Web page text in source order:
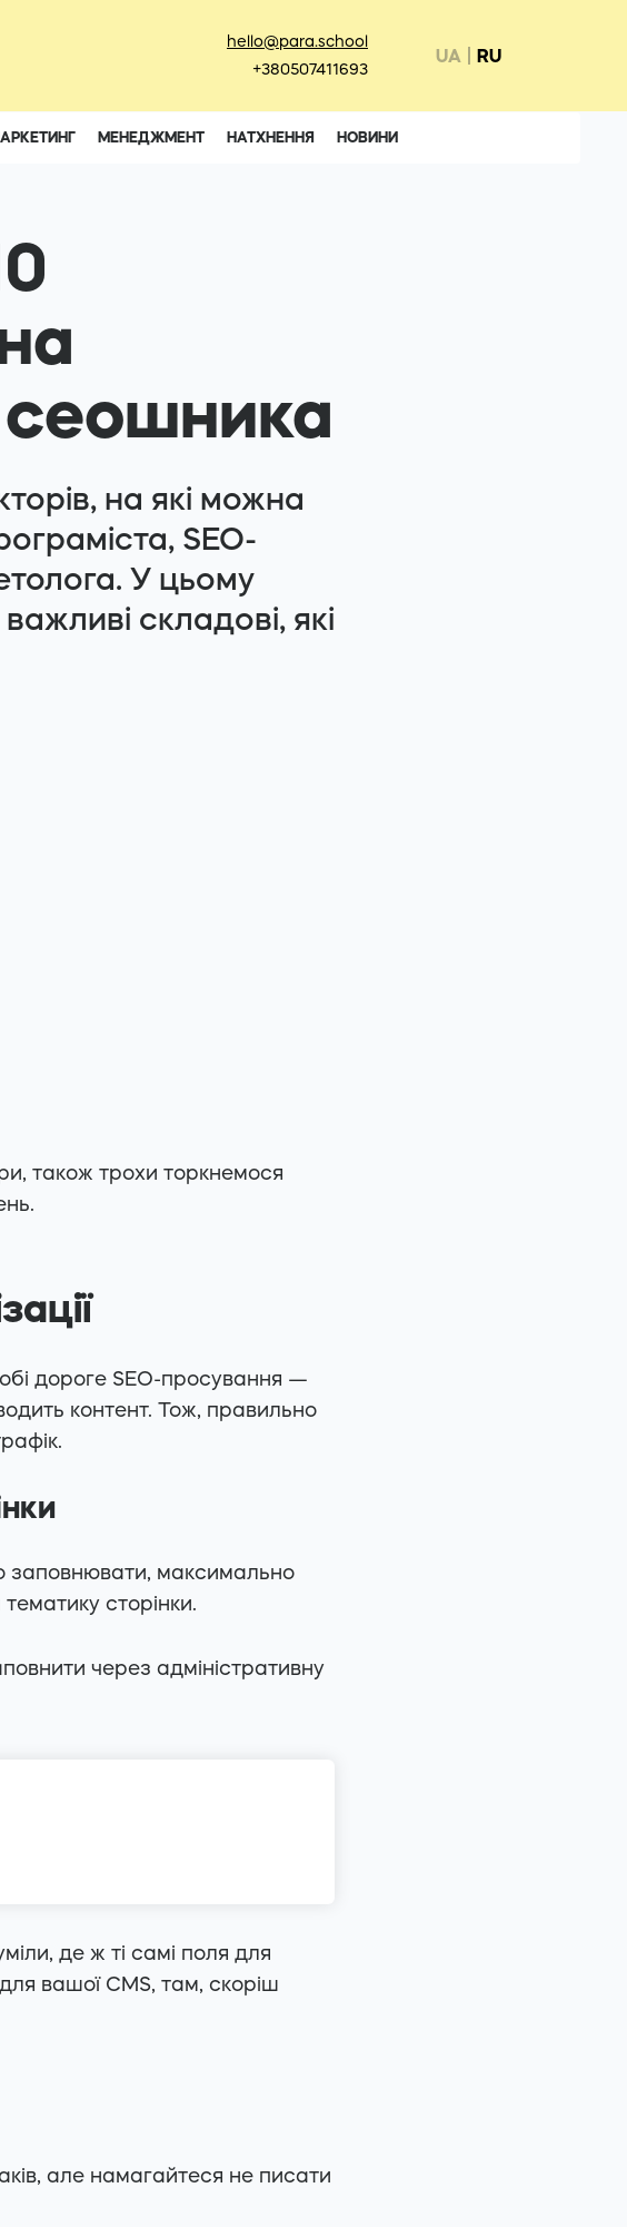
hello@para.school
+380507411693
UA RU
МЕНЕДЖМЕНТ НАТХНЕННЯ НОВИНИ
сеошника
на які можна
SEO-
У цьому
складові, які
також трохи торкнемося
дороге SEO-просування —
контент. Тож, правильно
заповнювати, максимально
сторінки.
через адміністративну
де ж ті самі поля для
вашої CMS, там, скоріш
але намагайтеся не писати